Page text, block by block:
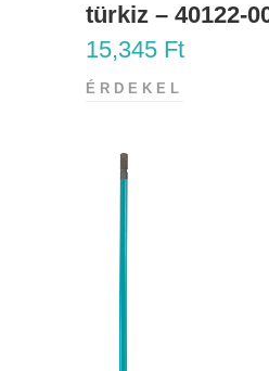
türkiz – 40122-
15,345 Ft
ÉRDEKEL